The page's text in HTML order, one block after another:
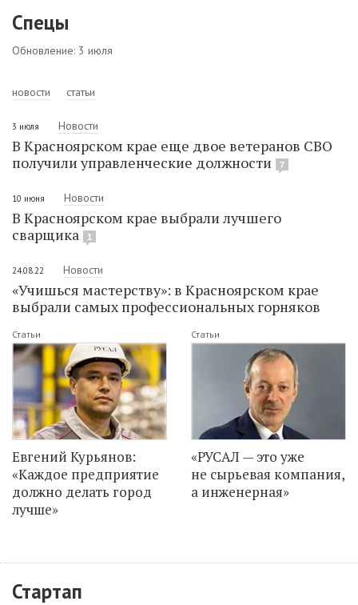
Спецы
Обновление: 3 июля
новости статьи
3 июля Новости
В Красноярском крае еще двое ветеранов СВО
получили управленческие должности
7
10 июня Новости
В Красноярском крае выбрали лучшего
сварщика
1
24.08.22 Новости
«Учишься мастерству»: в Красноярском крае
выбрали самых профессиональных горняков
Статьи
Евгений Курьянов:
«Каждое предприятие
должно делать город
лучше»
Статьи
«РУСАЛ — это уже
не сырьевая компания,
а инженерная»
Стартап